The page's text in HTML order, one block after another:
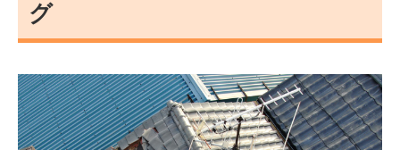
グ